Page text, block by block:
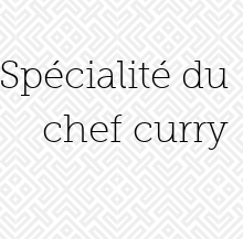
Spécialité du
chef curry